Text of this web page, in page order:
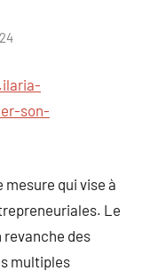
son-
qui vise à
Le
revanche des
multiples